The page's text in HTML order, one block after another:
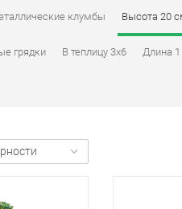
клумбы Высота 20
грядки В теплицу 3х6 Длина